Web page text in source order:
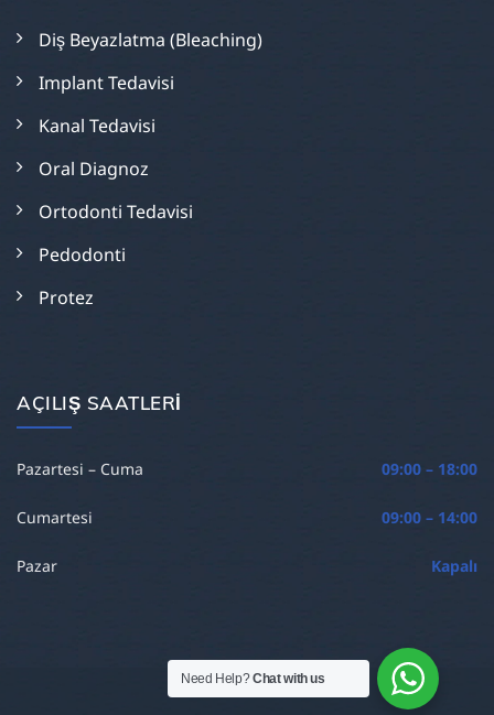
Diş Beyazlatma (Bleaching)
Implant Tedavisi
Kanal Tedavisi
Oral Diagnoz
Ortodonti Tedavisi
Pedodonti
Protez
AÇILIŞ SAATLERI
Pazartesi – Cuma 09:00 – 18:00
Cumartesi 09:00 – 14:00
Pazar Kapalı
Need Help?Chat with us